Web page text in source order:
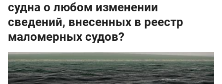
судна о любом изменении
сведений, внесенных в реестр
маломерных судов?